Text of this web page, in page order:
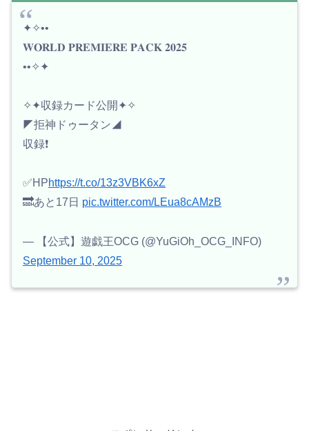
✦✧••
𝐖𝐎𝐑𝐋𝐃 𝐏𝐑𝐄𝐌𝐈𝐄𝐑𝐄 𝐏𝐀𝐂𝐊 𝟐𝟎𝟐𝟓
••✧✦
✧✦収録カード公開✦✧
◤拒神ドゥータン◢
収録❗️
✅HPhttps://t.co/13z3VBK6xZ
🔜あと17日 pic.twitter.com/LEua8cAMzB
— 【公式】遊戯王OCG (@YuGiOh_OCG_INFO)
September 10, 2025